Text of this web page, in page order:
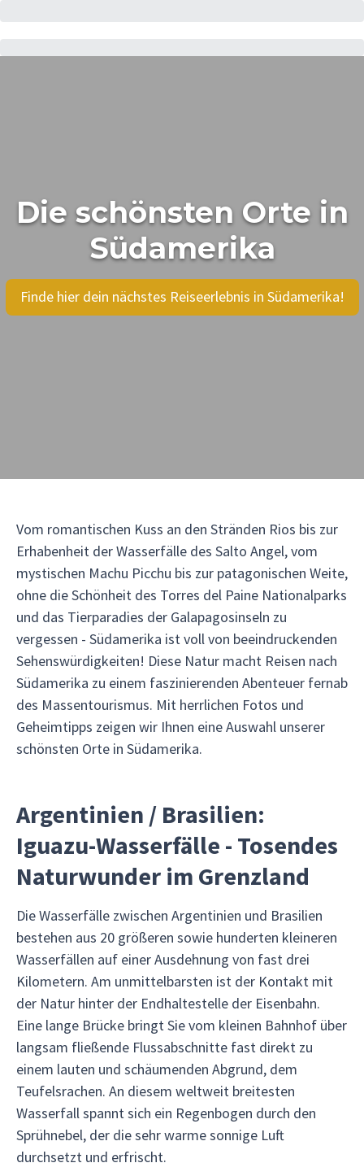
Die schönsten Orte in
Südamerika
Finde hier dein nächstes Reiseerlebnis in Südamerika!
Vom romantischen Kuss an den Stränden Rios bis zur
Erhabenheit der Wasserfälle des Salto Angel, vom
mystischen Machu Picchu bis zur patagonischen Weite,
ohne die Schönheit des Torres del Paine Nationalparks
und das Tierparadies der Galapagosinseln zu
vergessen - Südamerika ist voll von beeindruckenden
Sehenswürdigkeiten! Diese Natur macht Reisen nach
Südamerika zu einem faszinierenden Abenteuer fernab
des Massentourismus. Mit herrlichen Fotos und
Geheimtipps zeigen wir Ihnen eine Auswahl unserer
schönsten Orte in Südamerika.
Argentinien / Brasilien:
Iguazu-Wasserfälle - Tosendes
Naturwunder im Grenzland
Die Wasserfälle zwischen Argentinien und Brasilien
bestehen aus 20 größeren sowie hunderten kleineren
Wasserfällen auf einer Ausdehnung von fast drei
Kilometern. Am unmittelbarsten ist der Kontakt mit
der Natur hinter der Endhaltestelle der Eisenbahn.
Eine lange Brücke bringt Sie vom kleinen Bahnhof über
langsam fließende Flussabschnitte fast direkt zu
einem lauten und schäumenden Abgrund, dem
Teufelsrachen. An diesem weltweit breitesten
Wasserfall spannt sich ein Regenbogen durch den
Sprühnebel, der die sehr warme sonnige Luft
durchsetzt und erfrischt.